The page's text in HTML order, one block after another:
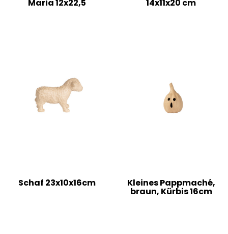
Maria 12x22,5 14x11x20 cm
Schaf 23x10x16cm Kleines Pappmaché,
braun, Kürbis 16cm